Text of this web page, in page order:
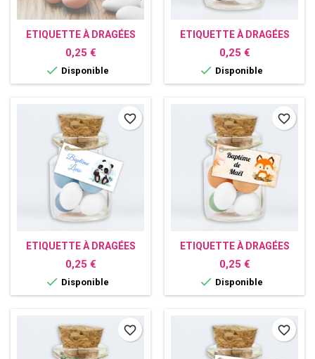
ETIQUETTE À DRAGÉES
PERSONNALISÉE OURSON
Prix
0,25 €
 Disponible
ETIQUETTE À DRAGÉES
PERSONNALISÉE
PAILLETTE
Prix
0,25 €
 Disponible
ETIQUETTE À DRAGÉES
PERSONNALISÉE PANDA
Prix
0,25 €
 Disponible
favorite_border
ETIQUETTE À DRAGÉES
PERSONNALISÉE RENARD
Prix
0,25 €
 Disponible
favorite_border
favorite_border favorite_border